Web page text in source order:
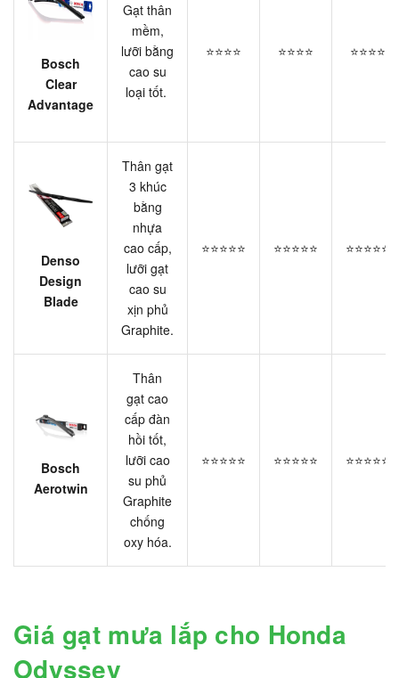
Bosch
Clear
Advantage
Gạt thân
mềm,
lưỡi bằng
cao su
loại tốt.
⭐⭐⭐⭐ ⭐⭐⭐⭐ ⭐⭐⭐⭐
Denso
Design
Blade
Thân gạt
3 khúc
bằng
nhựa
cao cấp,
lưỡi gạt
cao su
xịn phủ
Graphite.
⭐⭐⭐⭐⭐ ⭐⭐⭐⭐⭐ ⭐⭐⭐⭐⭐
Bosch
Aerotwin
Thân
gạt cao
cấp đàn
hồi tốt,
lưỡi cao
su phủ
Graphite
chống
oxy hóa.
⭐⭐⭐⭐⭐ ⭐⭐⭐⭐⭐ ⭐⭐⭐⭐⭐
Giá gạt mưa lắp cho Honda
Odyssey